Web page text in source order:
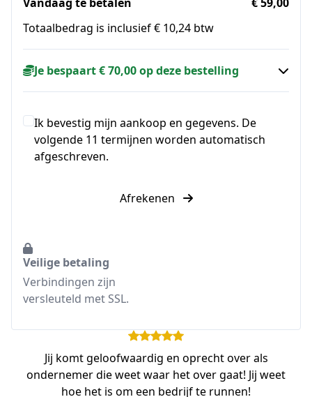
Totaalbedrag is inclusief € 10,24 btw
Je bespaart € 70,00 op deze bestelling
Ik bevestig mijn aankoop en gegevens. De
volgende 11 termijnen worden automatisch
afgeschreven.
Afrekenen
Veilige betaling
Verbindingen zijn
versleuteld met SSL.
Jij komt geloofwaardig en oprecht over als
ondernemer die weet waar het over gaat! Jij weet
hoe het is om een bedrijf te runnen!